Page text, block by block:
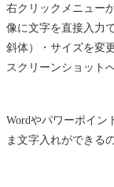
右クリックメニュー
像に文字を直接入力
斜体）・サイズを変
スクリーンショット
Wordやパワーポイン
ま文字入れができる